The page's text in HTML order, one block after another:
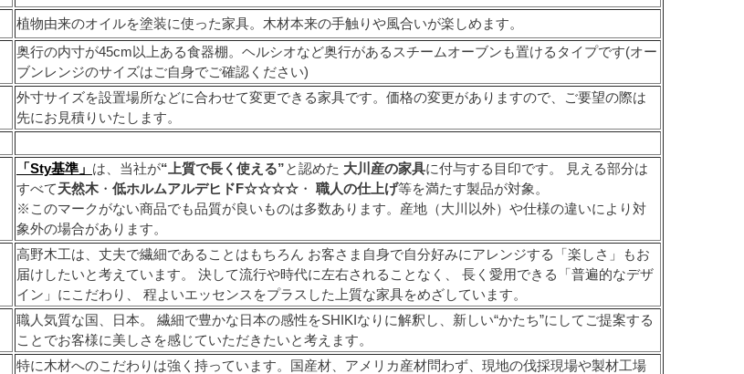
植物由来のオイルを塗装に使った家具。木材本来の手触りや風合いが楽しめます。
奥行の内寸が45cm以上ある食器棚。ヘルシオなど奥行があるスチームオーブンも置けるタイプです(オー
ブンレンジのサイズはご自身でご確認ください)
外寸サイズを設置場所などに合わせて変更できる家具です。価格の変更がありますので、ご要望の際は
先にお見積りいたします。
「Sty基準」 は、当社が“上質で長く使える”と認めた 大川産の家具に付与する目印です。 見える部分は
すべて天然木 ・ 低ホルムアルデヒドF☆☆☆☆ ・ 職人の仕上げ等を満たす製品が対象。
※このマークがない商品でも品質が良いものは多数あります。産地（大川以外）や仕様の違いにより対
象外の場合があります。
高野木工は、丈夫で繊細であることはもちろん お客さま自身で自分好みにアレンジする「楽しさ」もお
届けしたいと考えています。 決して流行や時代に左右されることなく、 長く愛用できる「普遍的なデザ
イン」にこだわり、 程よいエッセンスをプラスした上質な家具をめざしています。
職人気質な国、日本。 繊細で豊かな日本の感性をSHIKIなりに解釈し、新しい“かたち”にしてご提案する
ことでお客様に美しさを感じていただきたいと考えます。
特に木材へのこだわりは強く持っています。国産材、アメリカ産材問わず、現地の伐採現場や製材工場